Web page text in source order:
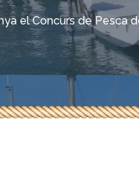
el Concurs de Pesca